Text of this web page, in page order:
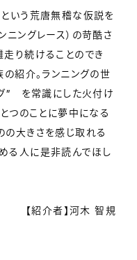
という荒唐無稽な仮説を
ニングレース）の苛酷さ
走り続けることのでき
紹介。ランニングの世
” を常識にした火付け
つのことに夢中になる
の大きさを感じ取れる
る人に是非読んでほし
【紹介者】河木 智規